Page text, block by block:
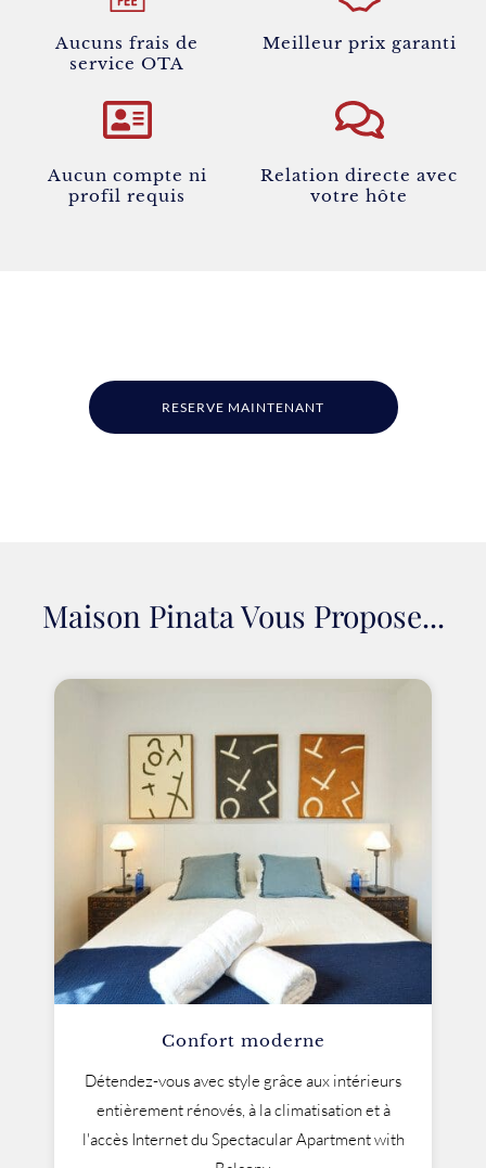
Aucuns frais de
service OTA
Meilleur prix garanti
Aucun compte ni
profil requis
Relation directe avec
votre hôte
RESERVE MAINTENANT
Maison Pinata Vous Propose...
Confort moderne
Détendez-vous avec style grâce aux intérieurs
entièrement rénovés, à la climatisation et à
l'accès Internet du Spectacular Apartment with